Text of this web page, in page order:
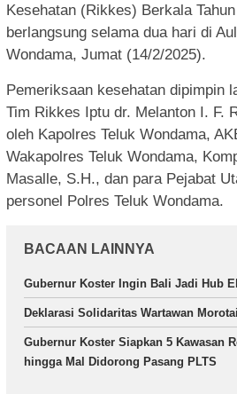
Kesehatan (Rikkes) Berkala
berlangsung selama dua hari di
Wondama, Jumat (14/2/2025).
Pemeriksaan kesehatan dipimpin
Tim Rikkes Iptu dr. Melanton I. F.
oleh Kapolres Teluk Wondama,
Wakapolres Teluk Wondama,
Masalle, S.H., dan para Pejabat
personel Polres Teluk Wondama.
BACAAN LAINNYA
Gubernur Koster Ingin Bali Jadi Hub
Deklarasi Solidaritas Wartawan
Gubernur Koster Siapkan 5 Kawasan
hingga Mal Didorong Pasang PLTS